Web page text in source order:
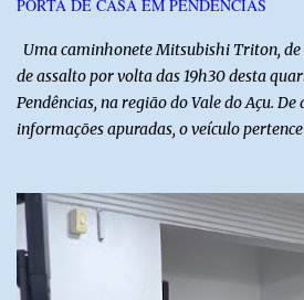
PORTA DE CASA EM PENDÊNCIAS
Uma caminhonete Mitsubishi Triton,
de assalto por volta das 19h30 desta
Pendências, na região do Vale do Açu.
informações apuradas, o veículo
anunciaram o assalto no momento em
residência, no Centro da cidade. Ainda
testemunhas, os suspeitos utilizavam
uniformes de empresa, o que pode ter